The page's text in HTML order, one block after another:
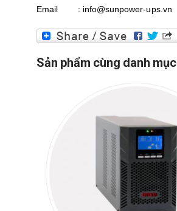
Email : info@sunpower-ups.vn
Sản phẩm cùng danh mục